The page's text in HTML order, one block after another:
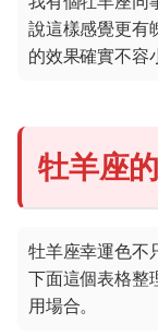
說這樣感覺更有
的效果確實不容
牡羊座
牡羊座幸運色不
下面這個表格整
用場合。